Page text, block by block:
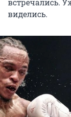
виделись.